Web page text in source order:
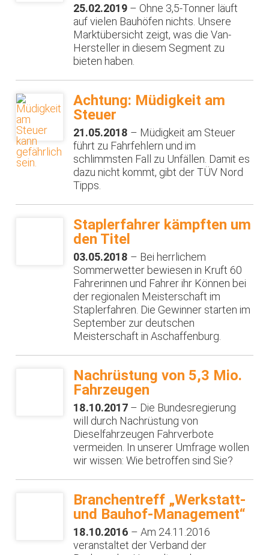
25.02.2019 – Ohne 3,5-Tonner läuft
auf vielen Bauhöfen nichts. Unsere
Marktübersicht zeigt, was die Van-
Hersteller in diesem Segment zu
bieten haben.
Achtung: Müdigkeit am
Steuer
21.05.2018 – Müdigkeit am Steuer
führt zu Fahrfehlern und im
schlimmsten Fall zu Unfällen. Damit es
dazu nicht kommt, gibt der TÜV Nord
Tipps.
Staplerfahrer kämpften um
den Titel
03.05.2018 – Bei herrlichem
Sommerwetter bewiesen in Kruft 60
Fahrerinnen und Fahrer ihr Können bei
der regionalen Meisterschaft im
Staplerfahren. Die Gewinner starten im
September zur deutschen
Meisterschaft in Aschaffenburg.
Nachrüstung von 5,3 Mio.
Fahrzeugen
18.10.2017 – Die Bundesregierung
will durch Nachrüstung von
Dieselfahrzeugen Fahrverbote
vermeiden. In unserer Umfrage wollen
wir wissen: Wie betroffen sind Sie?
Branchentreff „Werkstatt-
und Bauhof-Management“
18.10.2016 – Am 24.11.2016
veranstaltet der Verband der